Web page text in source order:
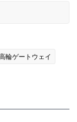
輪ゲートウェイ